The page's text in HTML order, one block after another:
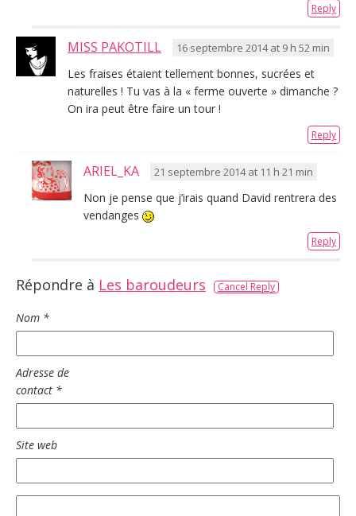
Reply
MISS PAKOTILL 16 septembre 2014 at 9 h 52 min
Les fraises étaient tellement bonnes, sucrées et
naturelles ! Tu vas à la « ferme ouverte » dimanche ?
On ira peut être faire un tour !
Reply
ARIEL_KA 21 septembre 2014 at 11 h 21 min
Non je pense que j’irais quand David rentrera des
vendanges
Reply
Répondre à Les baroudeurs Cancel Reply
Nom *
Adresse de
contact *
Site web